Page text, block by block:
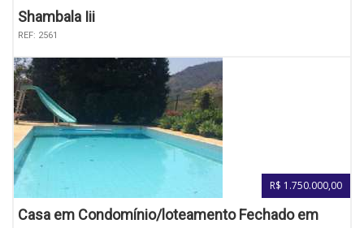
Shambala Iii
REF: 2561
R$ 1.750.000,00
Casa em Condomínio/loteamento Fechado em